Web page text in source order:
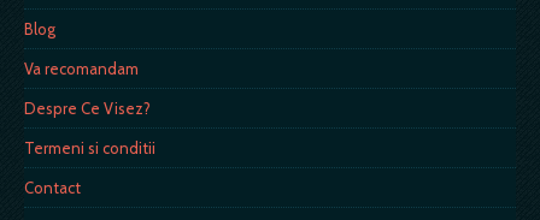
Blog
Va recomandam
Despre Ce Visez?
Termeni si conditii
Contact